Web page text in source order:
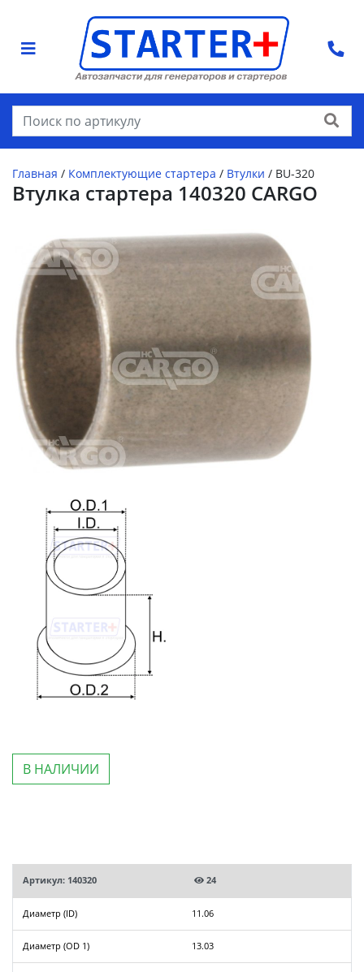
Найти
Главная / Комплектующие стартера / Втулки / BU-320
Втулка стартера 140320 CARGO
В НАЛИЧИИ
Артикул: 140320 24
Диаметр (ID) 11.06
Диаметр (OD 1) 13.03